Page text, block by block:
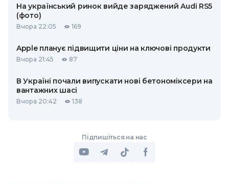
На український ринок вийде заряджений Audi RS5
(фото)
Вчора 22:05 169
Apple планує підвищити ціни на ключові продукти
Вчора 21:45 87
В Україні почали випускати нові бетономіксери на
вантажних шасі
Вчора 20:42 138
Підпишіться на нас